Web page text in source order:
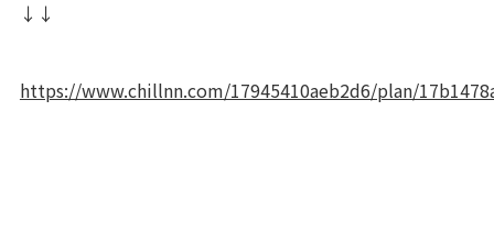
↓↓
https://www.chillnn.com/17945410aeb2d6/plan/